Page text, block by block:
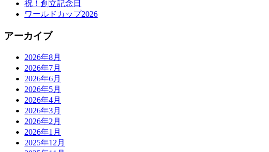
祝！創立記念日
ワールドカップ2026
アーカイブ
2026年8月
2026年7月
2026年6月
2026年5月
2026年4月
2026年3月
2026年2月
2026年1月
2025年12月